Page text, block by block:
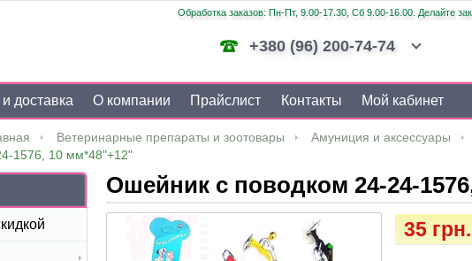
Обработка заказов: Пн-Пт, 9.00-17.30, Сб 9.00-16.00. Делайте
+380 (96) 200-74-74
доставка О компании Прайслист Контакты Мой кабинет
Ветеринарные препараты и зоотовары Амуниция и аксессуары
1576, 10 мм*48"+12"
Ошейник с поводком 24-24-
35 грн.